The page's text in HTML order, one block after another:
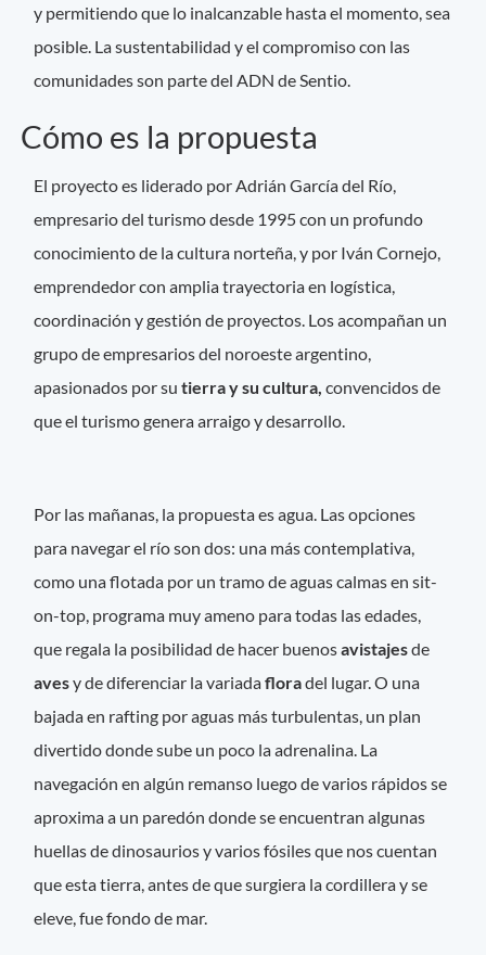
y permitiendo que lo inalcanzable hasta el momento, sea
posible. La sustentabilidad y el compromiso con las
comunidades son parte del ADN de Sentio.
Cómo es la propuesta
El proyecto es liderado por Adrián García del Río,
empresario del turismo desde 1995 con un profundo
conocimiento de la cultura norteña, y por Iván Cornejo,
emprendedor con amplia trayectoria en logística,
coordinación y gestión de proyectos. Los acompañan un
grupo de empresarios del noroeste argentino,
apasionados por sutierra y su cultura, convencidos de
que el turismo genera arraigo y desarrollo.
Por las mañanas, la propuesta es agua. Las opciones
para navegar el río son dos: una más contemplativa,
como una flotada por un tramo de aguas calmas en sit-
on-top, programa muy ameno para todas las edades,
que regala la posibilidad de hacer buenosavistajesde
avesy de diferenciar la variadafloradel lugar. O una
bajada en rafting por aguas más turbulentas, un plan
divertido donde sube un poco la adrenalina. La
navegación en algún remanso luego de varios rápidos se
aproxima a un paredón donde se encuentran algunas
huellas de dinosaurios y varios fósiles que nos cuentan
que esta tierra, antes de que surgiera la cordillera y se
eleve, fue fondo de mar.